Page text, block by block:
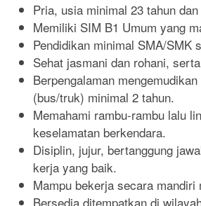
Pria, usia minimal 23 tahun
Memiliki SIM B1 Umum yang
Pendidikan minimal SMA/SMK
Sehat jasmani dan rohani,
Berpengalaman
(bus/truk) minimal 2 tahun.
Memahami rambu-rambu lalu
keselamatan berkendara.
Disiplin, jujur, bertanggung
kerja yang baik.
Mampu bekerja secara mandiri
Bersedia ditempatkan di